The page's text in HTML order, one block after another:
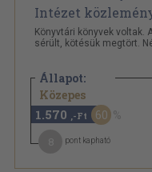
Könyvtári könyvek voltak.
sérült, kötésük megtört.
Állapot:
Közepes
3.940 Ft
1.570 ,-Ft 60
pont kapható